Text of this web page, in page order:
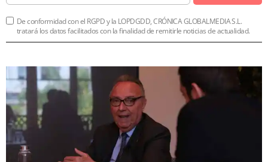
De conformidad con el RGPD y la LOPDGDD, CRÓNICA GLOBALMEDIA S.L.
tratará los datos facilitados con la finalidad de remitirle noticias de actualidad.